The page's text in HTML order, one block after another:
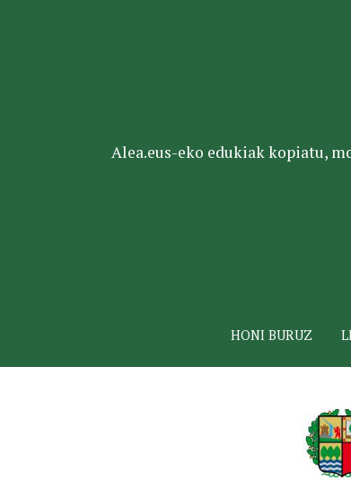
Alea.eus-eko edukiak kopiatu,
HONI BURUZ